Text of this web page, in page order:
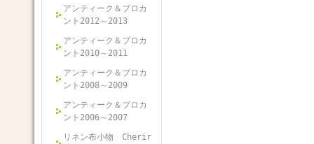
アンティーク＆ブロカ
ント2012～2013
アンティーク＆ブロカ
ント2010～2011
アンティーク＆ブロカ
ント2008～2009
アンティーク＆ブロカ
ント2006～2007
リネン布小物 Cherir